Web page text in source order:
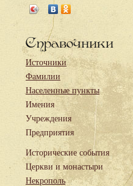
Справочники
Источники
Фамилии
Населенные пункты
Имения
Учреждения
Предприятия
Исторические события
Церкви и монастыри
Некрополь